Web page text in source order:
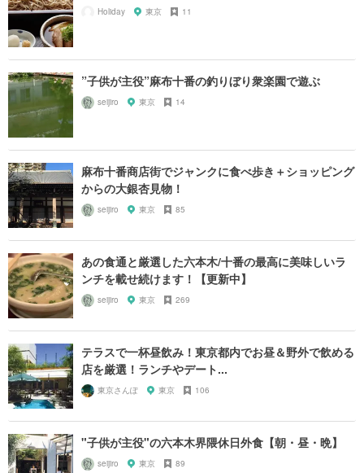
Holiday 東京 11
”子供が主役”麻布十番の釣りぼり衆楽園で遊ぶ
seijiro 東京 14
麻布十番商店街でジャンクに食べ歩き＋ショッピング
からの大銀杏見物！
seijiro 東京 85
あの食通と厳選した六本木/十番の最高に美味しいラ
ンチを載せ続けます！【更新中】
seijiro 東京 269
テラスで一杯昼飲み！東京都内でお昼＆野外で飲める
店を厳選！ランチやデート...
東京さんぽ 東京 106
"子供が主役"の六本木界隈休日外食【朝・昼・晩】
seijiro 東京 89